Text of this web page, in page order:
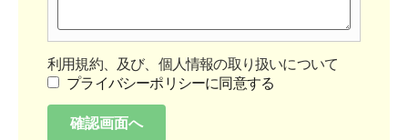
利用規約、及び、個人情報の取り扱いについて
プライバシーポリシーに同意する